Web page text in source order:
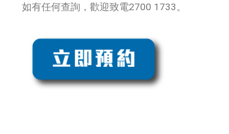
如有任何查詢，歡迎致電2700 1733。